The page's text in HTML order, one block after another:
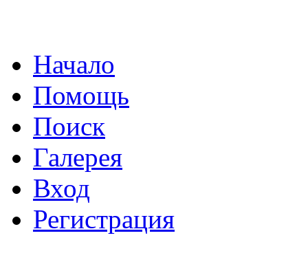
Начало
Помощь
Поиск
Галерея
Вход
Регистрация